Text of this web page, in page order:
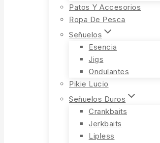
Patos Y Accesorios
Ropa De Pesca
Señuelos
Esencia
Jigs
Ondulantes
Pikie Lucio
Señuelos Duros
Crankbaits
Jerkbaits
Lipless